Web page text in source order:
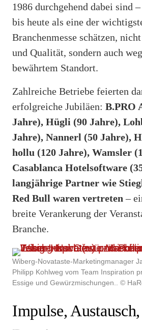
1986 durchgehend dabei sind
bis heute als eine der
Branchenmesse schätzen,
und Qualität, sondern auch
bewährtem Standort.
Zahlreiche Betriebe feierten
erfolgreiche Jubiläen: B.PRO
Jahre), Hügli (90 Jahre),
Jahre), Nannerl (50 Jahre),
hollu (120 Jahre), Wamsler
Casablanca Hotelsoftware
langjährige Partner wie
Red Bull waren vertreten –
breite Verankerung der
Branche.
Wiberg-Novataste-Marketingmanager
Philipp Kohlweg vom Team Inspiration
Essige und Gewürzmischungen.. ©
Impulse, Austausch,